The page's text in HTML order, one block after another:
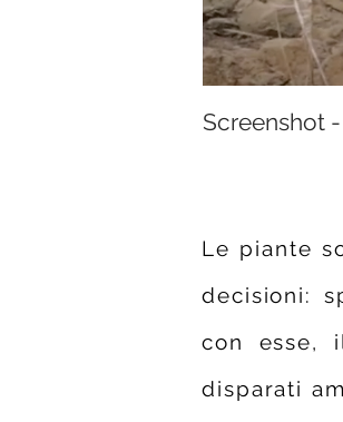
Screenshot -
Le piante
decisioni:
con esse,
disparati